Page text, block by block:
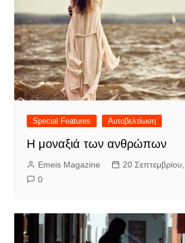
Special Features Αυτοβελτίωση
Η μοναξιά των ανθρώπων
Emeis Magazine
20
0